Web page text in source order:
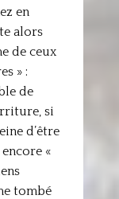
en
alors
de ceux
» :
de
si
d’être
«
tombé